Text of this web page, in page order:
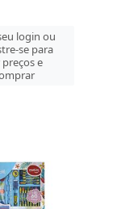
login ou
se para
e